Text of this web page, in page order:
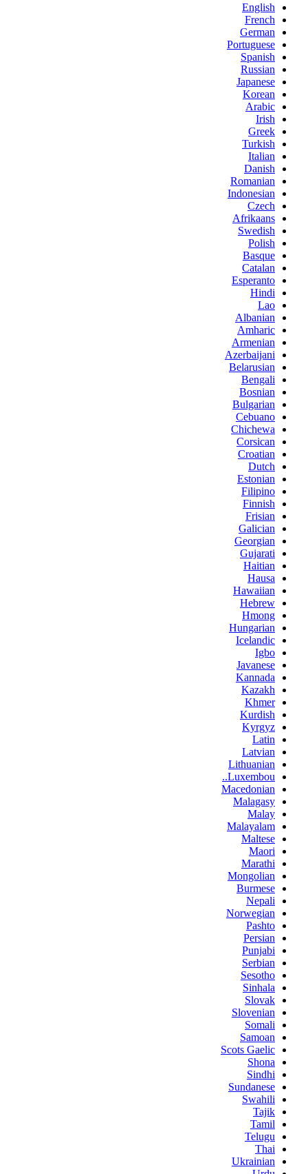
English
French
German
Portuguese
Spanish
Russian
Japanese
Korean
Arabic
Irish
Greek
Turkish
Italian
Danish
Romanian
Indonesian
Czech
Afrikaans
Swedish
Polish
Basque
Catalan
Esperanto
Hindi
Lao
Albanian
Amharic
Armenian
Azerbaijani
Belarusian
Bengali
Bosnian
Bulgarian
Cebuano
Chichewa
Corsican
Croatian
Dutch
Estonian
Filipino
Finnish
Frisian
Galician
Georgian
Gujarati
Haitian
Hausa
Hawaiian
Hebrew
Hmong
Hungarian
Icelandic
Igbo
Javanese
Kannada
Kazakh
Khmer
Kurdish
Kyrgyz
Latin
Latvian
Lithuanian
Luxembou..
Macedonian
Malagasy
Malay
Malayalam
Maltese
Maori
Marathi
Mongolian
Burmese
Nepali
Norwegian
Pashto
Persian
Punjabi
Serbian
Sesotho
Sinhala
Slovak
Slovenian
Somali
Samoan
Scots Gaelic
Shona
Sindhi
Sundanese
Swahili
Tajik
Tamil
Telugu
Thai
Ukrainian